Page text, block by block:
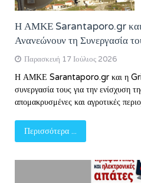
Η ΑΜΚΕ Sarantaporo.gr
Ανανεώνουν τη Συνεργασία
Παρασκευή 17 Ιούλιος 2026
Η ΑΜΚΕ Sarantaporo.gr και η
συνεργασία τους για την ενίσχυση
απομακρυσμένες και αγροτικές
Περισσότερα ...